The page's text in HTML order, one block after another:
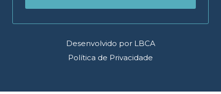
Desenvolvido por LBCA
Política de Privacidade